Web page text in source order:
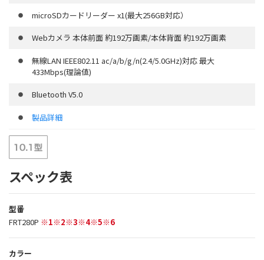
microSDカードリーダー x1(最大256GB対応）
Webカメラ 本体前面 約192万画素/本体背面 約192万画素
無線LAN IEEE802.11 ac/a/b/g/n(2.4/5.0GHz)対応 最大
433Mbps(理論値)
Bluetooth V5.0
製品詳細
スペック表
型番
FRT280P ※1※2※3※4※5※6
カラー